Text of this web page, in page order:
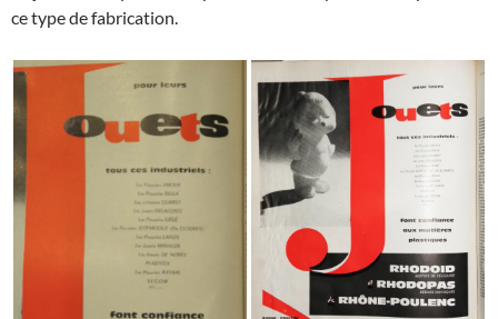
ce type de fabrication.